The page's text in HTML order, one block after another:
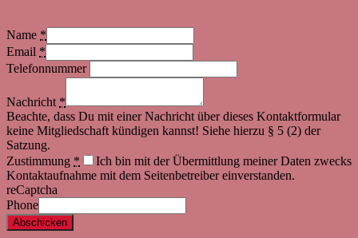
Name *
Email *
Telefonnummer
Nachricht *
Beachte, dass Du mit einer Nachricht über dieses Kontaktformular
keine Mitgliedschaft kündigen kannst! Siehe hierzu § 5 (2) der
Satzung.
Zustimmung *
Ich bin mit der Übermittlung meiner Daten zwecks
Kontaktaufnahme mit dem Seitenbetreiber einverstanden.
reCaptcha
Phone
Abschicken